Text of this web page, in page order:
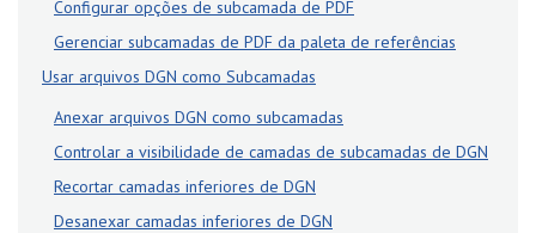
Configurar opções de subcamada de PDF
Gerenciar subcamadas de PDF da paleta de referências
Usar arquivos DGN como Subcamadas
Anexar arquivos DGN como subcamadas
Controlar a visibilidade de camadas de subcamadas de DGN
Recortar camadas inferiores de DGN
Desanexar camadas inferiores de DGN